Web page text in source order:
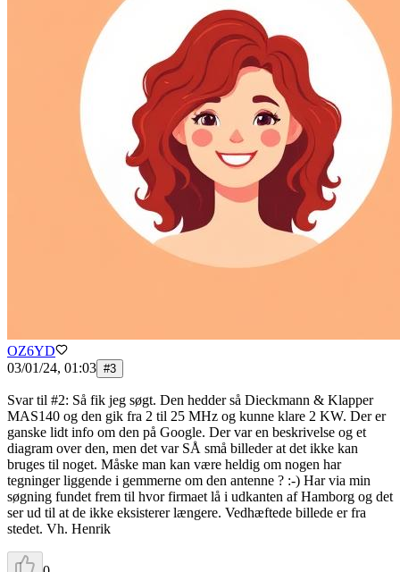
OZ6YD
03/01/24, 01:03 #3
Svar til #2: Så fik jeg søgt. Den hedder så Dieckmann & Klapper
MAS140 og den gik fra 2 til 25 MHz og kunne klare 2 KW. Der er
ganske lidt info om den på Google. Der var en beskrivelse og et
diagram over den, men det var SÅ små billeder at det ikke kan
bruges til noget. Måske man kan være heldig om nogen har
tegninger liggende i gemmerne om den antenne ? :-) Har via min
søgning fundet frem til hvor firmaet lå i udkanten af Hamborg og det
ser ud til at de ikke eksisterer længere. Vedhæftede billede er fra
stedet. Vh. Henrik